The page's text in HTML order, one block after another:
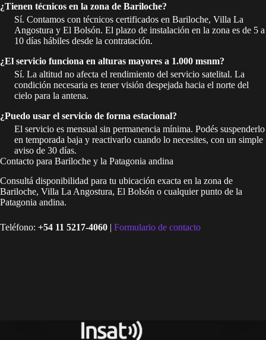
¿Tienen técnicos en la zona de Bariloche?
Sí. Contamos con técnicos certificados en Bariloche, Villa La
Angostura y El Bolsón. El plazo de instalación en la zona es de 5 a
10 días hábiles desde la contratación.
¿El servicio funciona en alturas mayores a 1.000 msnm?
Sí. La altitud no afecta el rendimiento del servicio satelital. La
condición necesaria es tener visión despejada hacia el norte del
cielo para la antena.
¿Puedo usar el servicio de forma estacional?
El servicio es mensual sin permanencia mínima. Podés suspenderlo
en temporada baja y reactivarlo cuando lo necesites, con un simple
aviso de 30 días.
Contacto para Bariloche y la Patagonia andina
Consultá disponibilidad para tu ubicación exacta en la zona de
Bariloche, Villa La Angostura, El Bolsón o cualquier punto de la
Patagonia andina.
Teléfono: +54 11 5217-4060 | Formulario de contacto